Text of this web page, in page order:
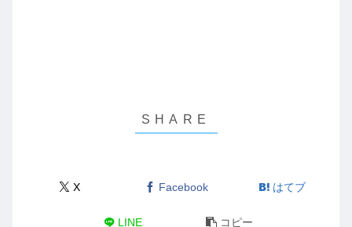
X Facebook はてブ
LINE コピー